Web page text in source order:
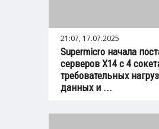
21:07, 17.07.2025
Supermicro начала
серверов X14 с 4
требовательных
данных и ...